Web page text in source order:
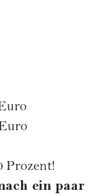
Prozent!
ein paar